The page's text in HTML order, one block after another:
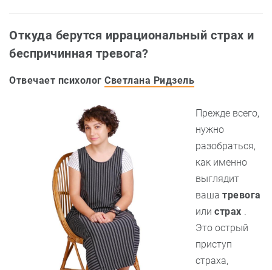
Откуда берутся иррациональный страх и
беспричинная тревога?
Отвечает психолог Светлана Ридзель
Прежде всего,
нужно
разобраться,
как именно
выглядит
ваша тревога
или страх .
Это острый
приступ
страха,